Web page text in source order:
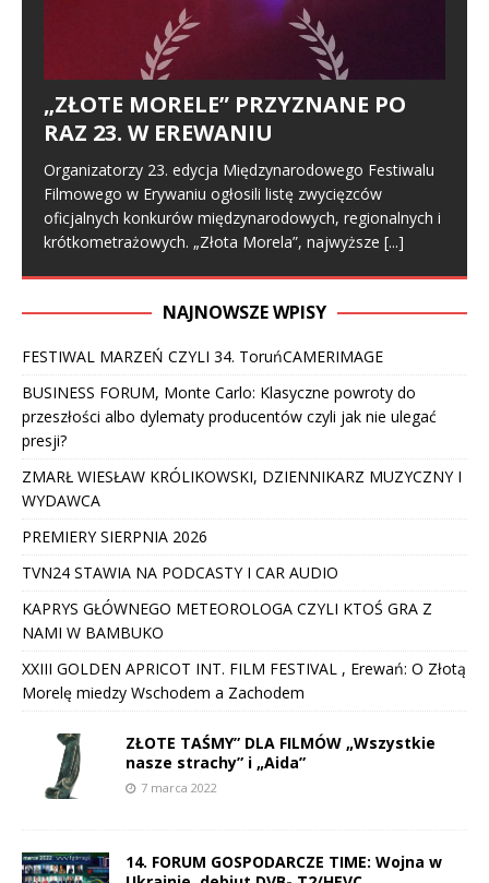
„ZŁOTE MORELE” PRZYZNANE PO
RAZ 23. W EREWANIU
Organizatorzy 23. edycja Międzynarodowego Festiwalu
Filmowego w Erywaniu ogłosili listę zwycięzców
oficjalnych konkurów międzynarodowych, regionalnych i
krótkometrażowych. „Złota Morela”, najwyższe [...]
NAJNOWSZE WPISY
FESTIWAL MARZEŃ CZYLI 34. ToruńCAMERIMAGE
BUSINESS FORUM, Monte Carlo: Klasyczne powroty do
przeszłości albo dylematy producentów czyli jak nie ulegać
presji?
ZMARŁ WIESŁAW KRÓLIKOWSKI, DZIENNIKARZ MUZYCZNY I
WYDAWCA
PREMIERY SIERPNIA 2026
TVN24 STAWIA NA PODCASTY I CAR AUDIO
KAPRYS GŁÓWNEGO METEOROLOGA CZYLI KTOŚ GRA Z
NAMI W BAMBUKO
XXIII GOLDEN APRICOT INT. FILM FESTIVAL , Erewań: O Złotą
Morelę miedzy Wschodem a Zachodem
ZŁOTE TAŚMY” DLA FILMÓW „Wszystkie
nasze strachy” i „Aida”
7 marca 2022
14. FORUM GOSPODARCZE TIME: Wojna w